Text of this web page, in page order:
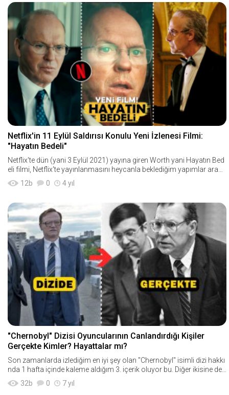
Netflix'in 11 Eylül Saldırısı Konulu Yeni İzlenesi Filmi:
"Hayatın Bedeli"
Netflix'te dün (yani 3 Eylül 2021) yayına giren Worth yani Hayatın Bed
eli filmi, Netflix'te yayınlanmasını heycanla beklediğim yapımlar arası
ndaydı. Yayınlan
12b 0 4 yıl
"Chernobyl" Dizisi Oyuncularının Canlandırdığı Kişiler
Gerçekte Kimler? Hayattalar mı?
Son zamanlarda izlediğim en iyi şey olan "Chernobyl" isimli dizi hakkı
nda 1 hafta içinde kaleme aldığım 3. içerik oluyor bu. Diğer ikisine de
buraya ve şura
32b 0 7 yıl